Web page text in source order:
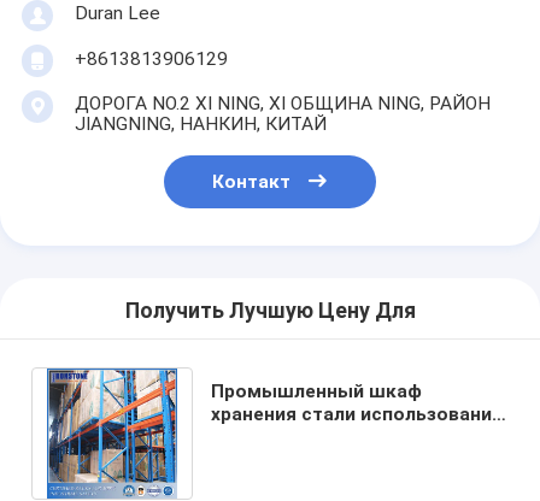
Duran Lee
+8613813906129
ДОРОГА NO.2 XI NING, XI ОБЩИНА NING, РАЙОН
JIANGNING, НАНКИН, КИТАЙ
Контакт
Получить Лучшую Цену Для
Промышленный шкаф
хранения стали использования